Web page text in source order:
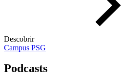
Descobrir
Campus PSG
Podcasts